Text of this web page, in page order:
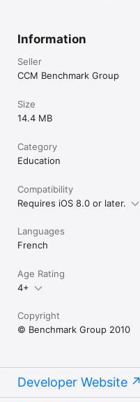
Information
Seller
CCM Benchmark Group
Size
14.4 MB
Category
Education
Compatibility
Requires iOS 8.0 or later.
Languages
French
Age Rating
4+
Copyright
© Benchmark Group 2010
Developer Website